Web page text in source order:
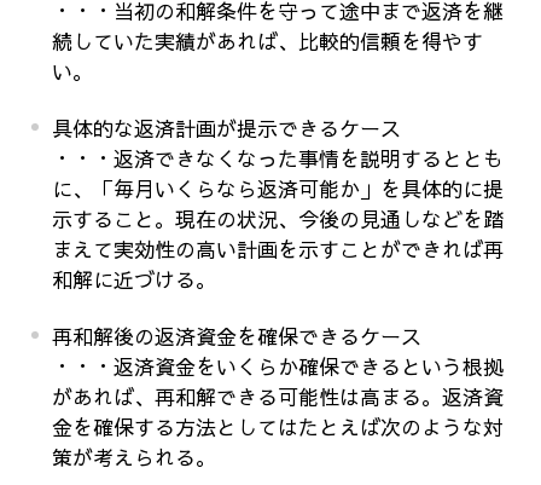
・・・当初の和解条件を守って途中まで返済を継
続していた実績があれば、比較的信頼を得やす
い。
具体的な返済計画が提示できるケース
・・・返済できなくなった事情を説明するととも
に、「毎月いくらなら返済可能か」を具体的に提
示すること。現在の状況、今後の見通しなどを踏
まえて実効性の高い計画を示すことができれば再
和解に近づける。
再和解後の返済資金を確保できるケース
・・・返済資金をいくらか確保できるという根拠
があれば、再和解できる可能性は高まる。返済資
金を確保する方法としてはたとえば次のような対
策が考えられる。